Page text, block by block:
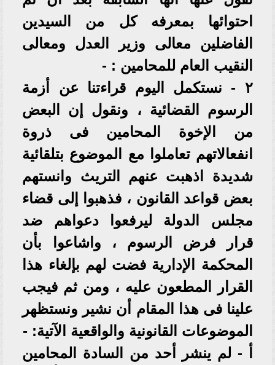
احتوائها بمعرفه كل من السيدين
الفاضلين معالى وزير العدل ومعالى
النقيب العام للمحامين : -
٢ - نستكمل اليوم قراءتنا عن أزمة
الرسوم القضائية ، ونقول إن البعض
من الإخوة المحامين فى ذروة
انفعالاتهم تعاملوا مع الموضوع بتلقائية
شديدة اذهبت عنهم التريث وانستهم
بعض قواعد القانون ، فذهبوا إلى قضاء
مجلس الدولة ليرفعوا دعواهم ضد
قرار فرض الرسوم ، واشاعوا بأن
المحكمة الإدارية فضت لهم بإلغاء هذا
القرار المطعون عليه ، ومن ثم فيجب
علينا فى هذا المقام أن نشير ونستظهر
الموضوعات القانونية والواقعية الآتية: -
أ - لم ينشر أحد من السادة المحامين